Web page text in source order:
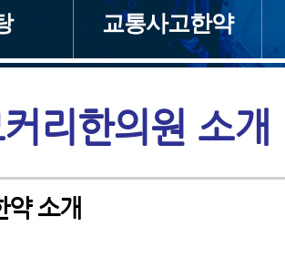
교통사고한약
리한의원 소개
약 소개